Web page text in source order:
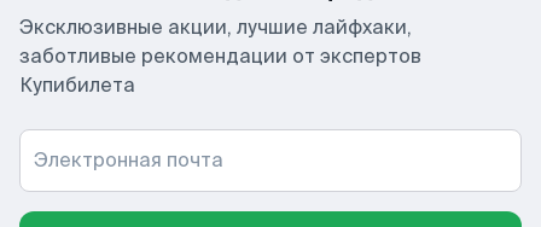
Эксклюзивные акции, лучшие лайфхаки,
заботливые рекомендации от экспертов
Купибилета
Электронная почта